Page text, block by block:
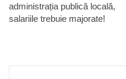
administrația publică locală,
salariile trebuie majorate!